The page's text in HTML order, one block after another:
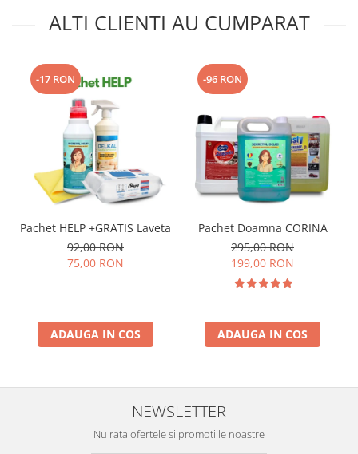
ALTI CLIENTI AU CUMPARAT
-17 RON
Pachet HELP +GRATIS Laveta
92,00 RON
75,00 RON
ADAUGA IN COS
-96 RON
Pachet Doamna CORINA
295,00 RON
199,00 RON
ADAUGA IN COS
NEWSLETTER
Nu rata ofertele si promotiile noastre